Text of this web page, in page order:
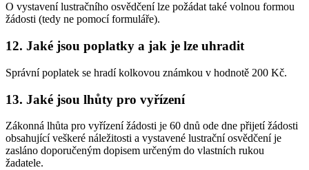
O vystavení lustračního osvědčení lze požádat také volnou formou
žádosti (tedy ne pomocí formuláře).
12. Jaké jsou poplatky a jak je lze uhradit
Správní poplatek se hradí kolkovou známkou v hodnotě 200 Kč.
13. Jaké jsou lhůty pro vyřízení
Zákonná lhůta pro vyřízení žádosti je 60 dnů ode dne přijetí žádosti
obsahující veškeré náležitosti a vystavené lustrační osvědčení je
zasláno doporučeným dopisem určeným do vlastních rukou
žadatele.